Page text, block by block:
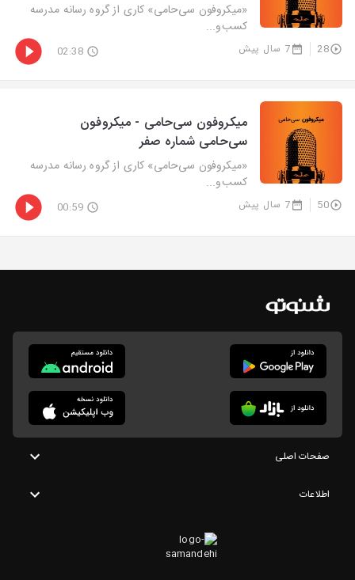
«میکروفون سی‌حامی» کاری از گروه رسانه مدرسه
کسب‌و‌...
28 7 سال پیش 02:38
میکروفون سی‌حامی - میکروفون
سی‌حامی شماره صفر
«میکروفون سی‌حامی» کاری از گروه رسانه مدرسه
کسب‌و‌...
50 7 سال پیش 00:59
صفحات اصلی
اطلاعات